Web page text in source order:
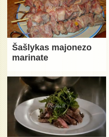
Šašlykas majonezo
marinate